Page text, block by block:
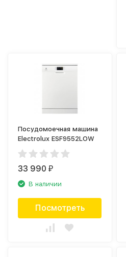
Посудомоечная машина
Electrolux ESF9552LOW
33 990₽
В наличии
Посмотреть